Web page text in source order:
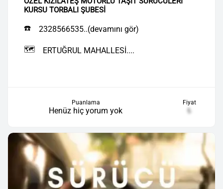
KURSU TORBALI ŞUBESİ
☎️ 2328566535..(devamını gör)
🗺️ ERTUĞRUL MAHALLESİ....
Puanlama
Henüz hiç yorum yok
Fiyat
₺